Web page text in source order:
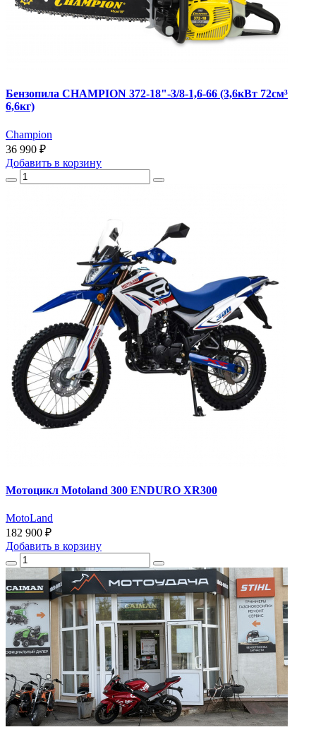
Бензопила CHAMPION 372-18"-3/8-1,6-66 (3,6кВт 72см³
6,6кг)
Champion
36 990 ₽
Добавить в корзину
Мотоцикл Motoland 300 ENDURO XR300
MotoLand
182 900 ₽
Добавить в корзину